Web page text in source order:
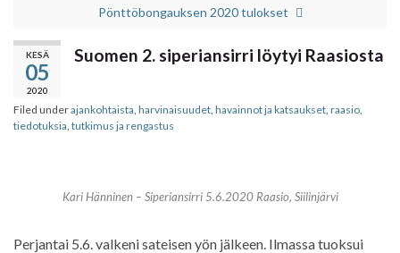
Pönttöbongauksen 2020 tulokset
KESÄ
05
2020
Suomen 2. siperiansirri löytyi Raasiosta
Filed underajankohtaista harvinaisuudet havainnot ja katsaukset raasio
tiedotuksia tutkimus ja rengastus
Kari Hänninen – Siperiansirri 5.6.2020 Raasio, Siilinjärvi
Perjantai 5.6. valkeni sateisen yön jälkeen. Ilmassa tuoksui